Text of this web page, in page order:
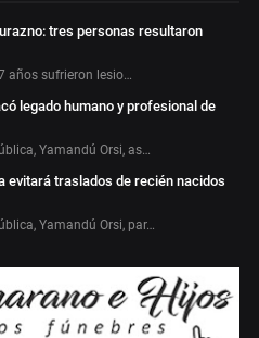
tres personas resultaron
años sufrieron lesio…
legado humano y profesional de
Yamandú Orsi, as…
evitará traslados de recién nacidos
Yamandú Orsi, par…